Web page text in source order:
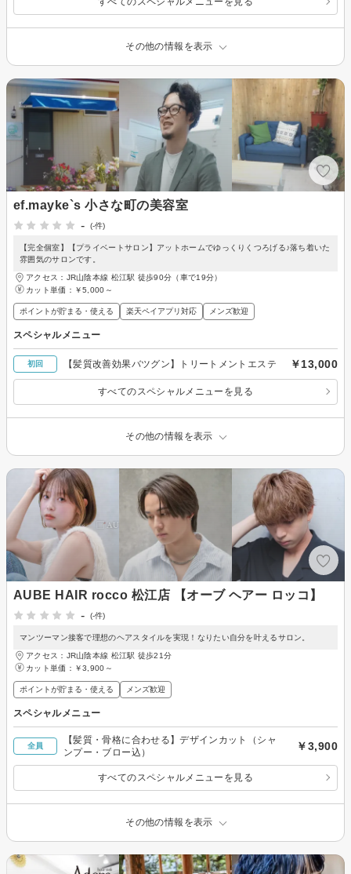
その他の情報を表示
ef.mayke`s 小さな町の美容室
-
(-件)
【完全個室】【プライベートサロン】アットホームでゆっくりくつろげる♪落ち着いた
雰囲気のサロンです。
アクセス：JR山陰本線 松江駅 徒歩90分（車で19分）
カット単価： ￥5,000～
ポイントが貯まる・使える 楽天ペイアプリ対応 メンズ歓迎
スペシャルメニュー
初回 【髪質改善効果バツグン】トリートメントエステ ￥13,000
すべてのスペシャルメニューを見る
その他の情報を表示
AUBE HAIR rocco 松江店 【オーブ ヘアー ロッコ】
-
(-件)
マンツーマン接客で理想のヘアスタイルを実現！なりたい自分を叶えるサロン。
アクセス：JR山陰本線 松江駅 徒歩21分
カット単価： ￥3,900～
ポイントが貯まる・使える メンズ歓迎
スペシャルメニュー
全員
【髪質・骨格に合わせる】デザインカット（シャ
ンプー・ブロー込）
￥3,900
すべてのスペシャルメニューを見る
その他の情報を表示